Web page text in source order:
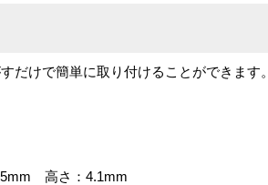
だけで簡単に取り付けることができます。
高さ：4.1mm